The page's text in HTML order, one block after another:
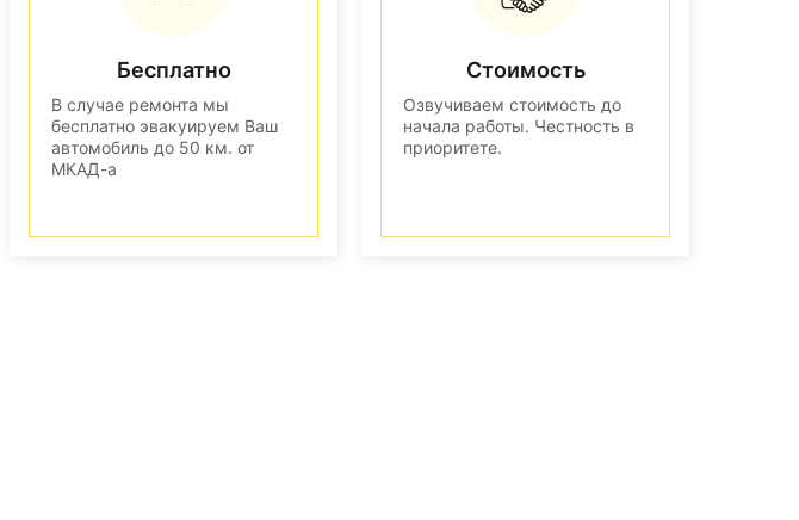
Бесплатно
В случае ремонта мы
бесплатно эвакуируем Ваш
автомобиль до 50 км. от
МКАД-а
Стоимость
Озвучиваем стоимость до
начала работы. Честность в
приоритете.